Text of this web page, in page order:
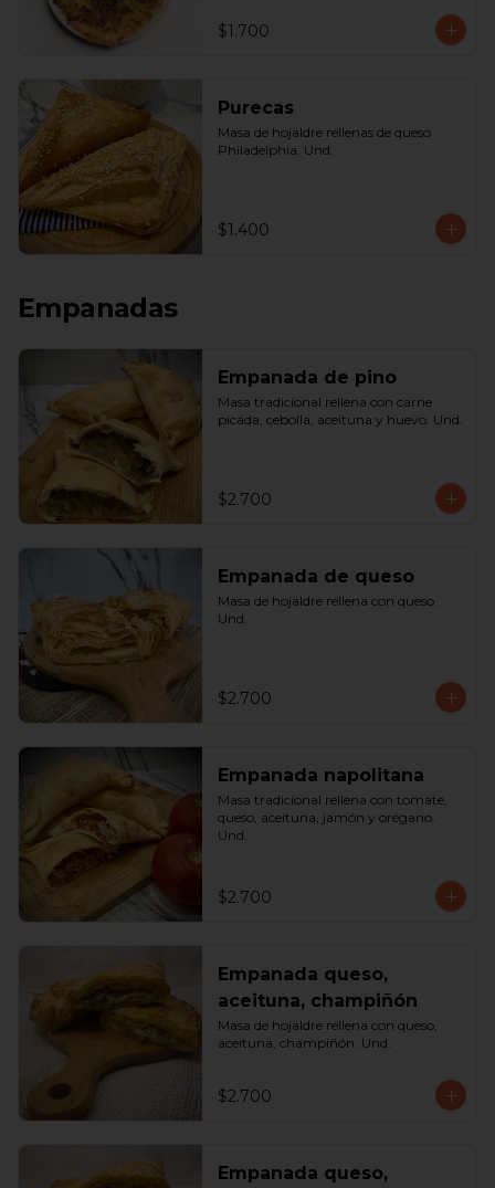
$1.700
Purecas
Masa de hojaldre rellenas de queso
Philadelphia. Und.
$1.400
Empanadas
Empanada de pino
Masa tradicional rellena con carne
picada, cebolla, aceituna y huevo. Und.
$2.700
Empanada de queso
Masa de hojaldre rellena con queso.
Und.
$2.700
Empanada napolitana
Masa tradicional rellena con tomate,
queso, aceituna, jamón y orégano.
Und.
$2.700
Empanada queso,
aceituna, champiñón
Masa de hojaldre rellena con queso,
aceituna, champiñón. Und.
$2.700
Empanada queso,